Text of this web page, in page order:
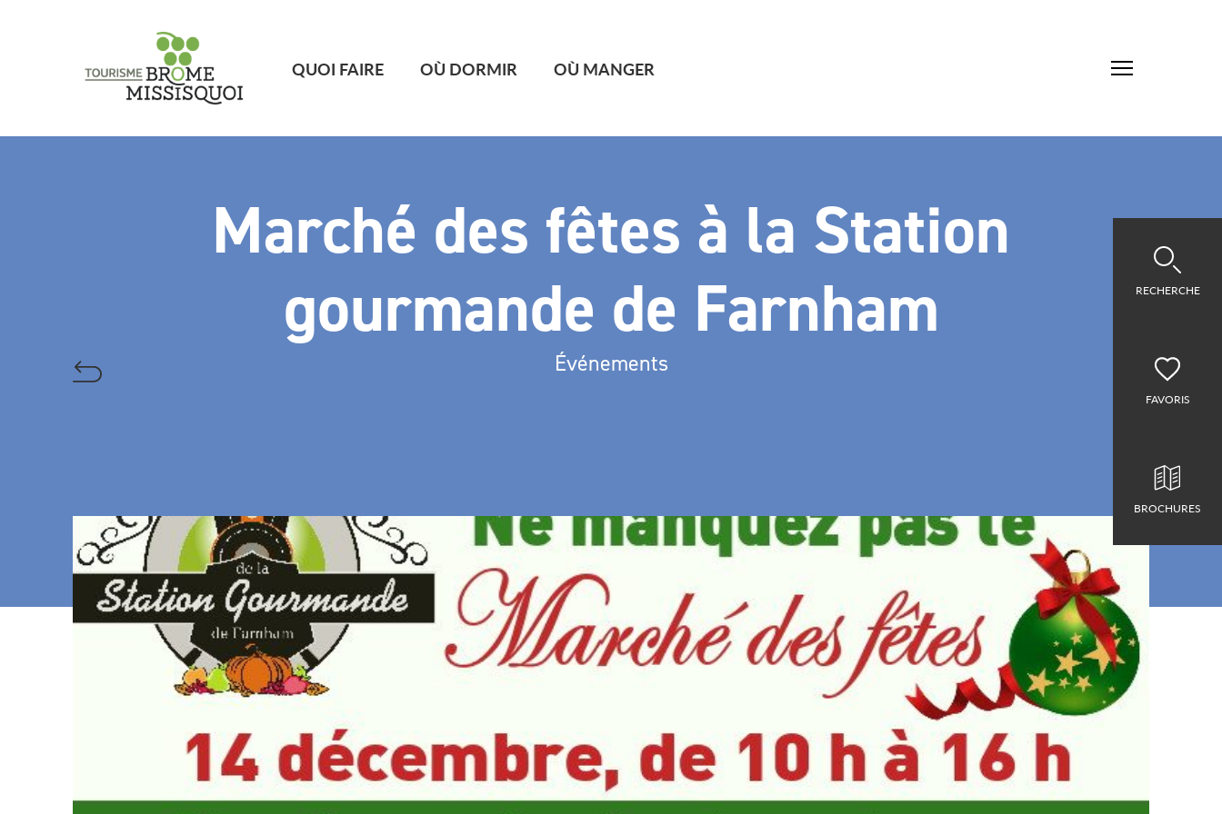
Marché des fêtes à la Station
gourmande de Farnham
Événements
QUOI FAIRE OÙ DORMIR OÙ MANGER
RECHERCHE
FAVORIS
BROCHURES